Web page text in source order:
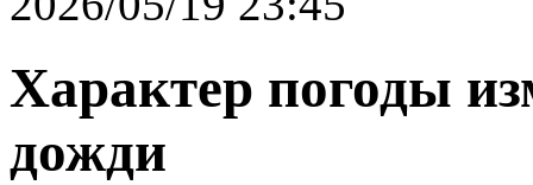
Характер погоды
дожди